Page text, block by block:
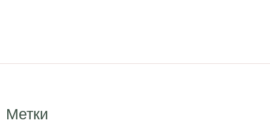
Метки